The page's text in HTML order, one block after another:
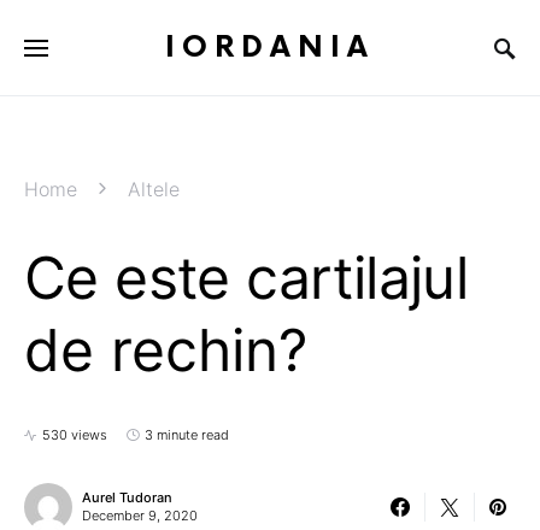
IORDANIA
Home Altele
Ce este cartilajul
de rechin?
530 views 3 minute read
Aurel Tudoran
December 9, 2020